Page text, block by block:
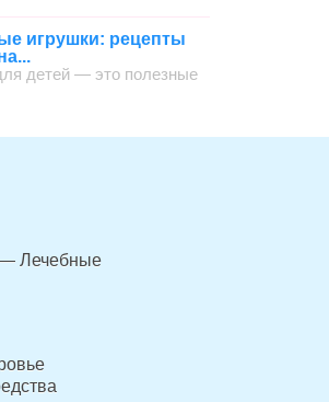
игрушки: рецепты
детей — это полезные
— Лечебные